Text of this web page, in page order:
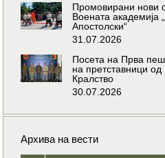
Промовирани нови
Воената академија
Апостолски“
31.07.2026
Посета на Прва
на претставници
Кралство
30.07.2026
Архива на вести